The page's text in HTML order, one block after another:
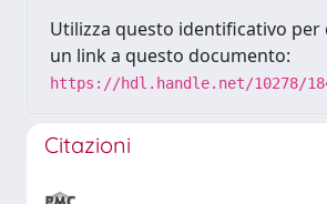
Utilizza questo identificativo per
un link a questo documento:
https://hdl.handle.net/10278/
Citazioni